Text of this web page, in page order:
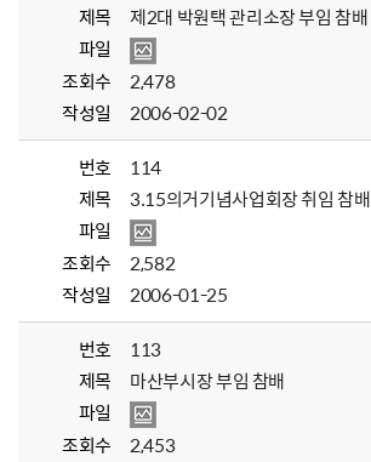
제목
제2대 박원택 관리소장 부임 참배
파일
조회수
2,478
작성일
2006-02-02
번호
114
제목
3.15의거기념사업회장 취임 참배
파일
조회수
2,582
작성일
2006-01-25
번호
113
제목
마산부시장 부임 참배
파일
조회수
2,453